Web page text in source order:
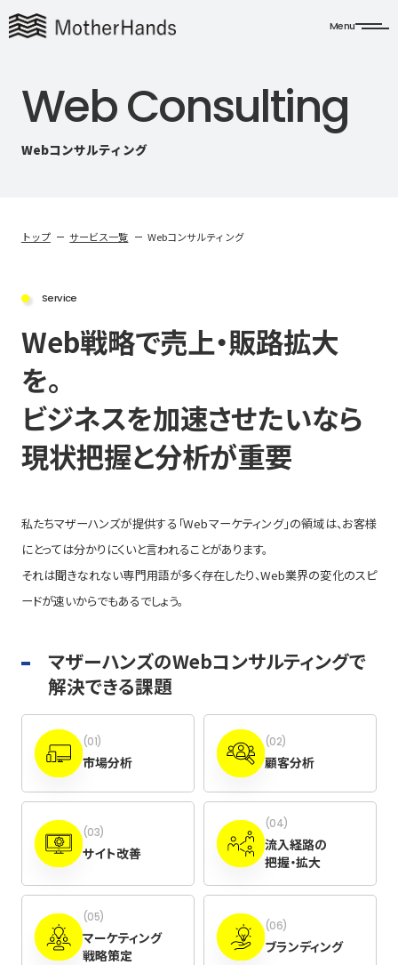
Menu
WebConsulting
Webコンサルティング
トップ サービス一覧 Webコンサルティング
Service
Web戦略で売上・販路拡大
を。
ビジネスを加速させたいなら
現状把握と分析が重要
私たちマザーハンズが提供する「Webマーケティング」の領域は、お客様
にとっては分かりにくいと言われることがあります。
それは聞きなれない専門用語が多く存在したり、Web業界の変化のスピ
ードが速いからでもあるでしょう。
マザーハンズのWebコンサルティングで
解決できる課題
(01)
市場分析
(02)
顧客分析
(03)
サイト改善
(04)
流入経路の
把握・拡大
(05)
マーケティング
戦略策定
(06)
ブランディング